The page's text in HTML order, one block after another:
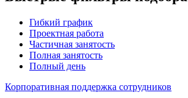
Гибкий график
Проектная работа
Частичная занятость
Полная занятость
Полный день
Корпоративная поддержка сотрудников